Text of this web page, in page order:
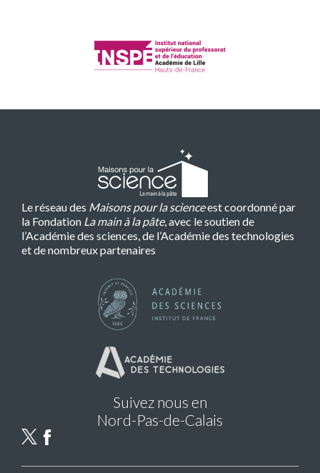
Le réseau des Maisons pour la scienceest coordonné par
la Fondation La main à la pâte, avec le soutien de
l’Académie des sciences, de l’Académie des technologies
et de nombreux partenaires
Suivez nous en
Nord-Pas-de-Calais